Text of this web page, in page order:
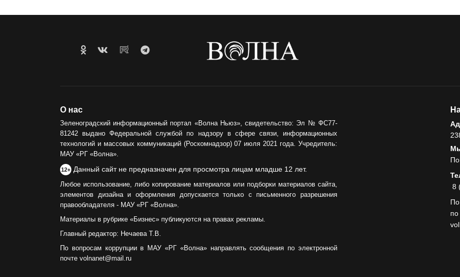
О нас
Зеленоградский информационный портал «Волна Ньюз», свидетельство: Эл № ФС77-
81242 выдано Федеральной службой по надзору в сфере связи, информационных
технологий и массовых коммуникаций (Роскомнадзор) 07 июля 2021 года. Учредитель:
МАУ «РГ «Волна».
12+ Данный сайт не предназначен для просмотра лицам младше 12 лет.
Любое использование, либо копирование материалов или подборки материалов сайта,
элементов дизайна и оформления допускается только с письменного разрешения
правообладателя - МАУ «РГ «Волна».
Материалы в рубрике «Бизнес» публикуются на правах рекламы.
Главный редактор: Нечаева Т.В.
По вопросам коррупции в МАУ «РГ «Волна» направлять сообщения по электронной
почте volnanet@mail.ru
8